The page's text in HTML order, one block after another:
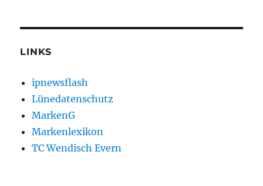
LINKS
ipnewsflash
Lünedatenschutz
MarkenG
Markenlexikon
TC Wendisch Evern